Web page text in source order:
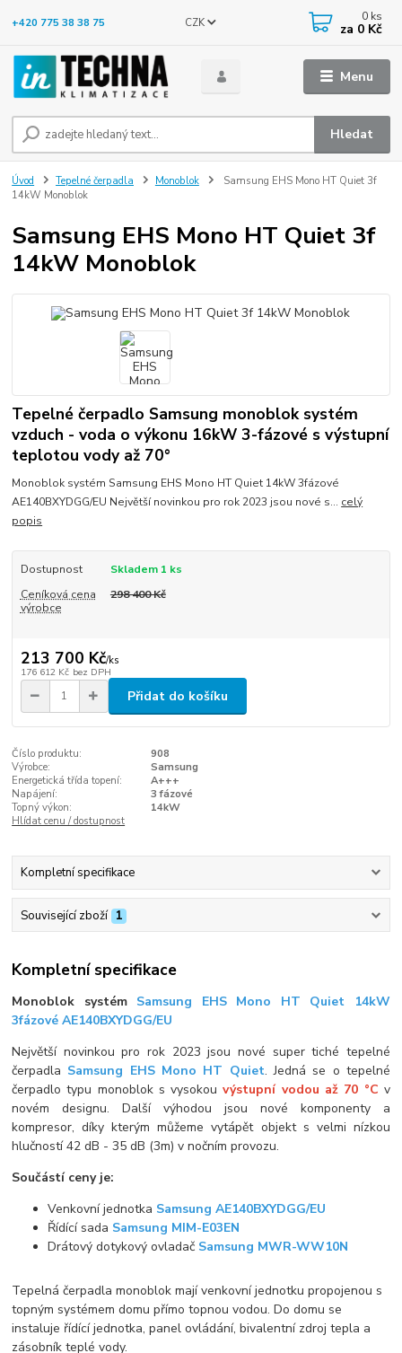
Menu
CZK
Hledat
+420 775 38 38 75 0 ks
za 0 Kč
Úvod Tepelné čerpadla Monoblok
Samsung EHS Mono HT Quiet 3f
14kW Monoblok
Samsung EHS Mono HT Quiet 3f
14kW Monoblok
Tepelné čerpadlo Samsung monoblok systém
vzduch - voda o výkonu 16kW 3-fázové s výstupní
teplotou vody až 70°
Monoblok systém Samsung EHS Mono HT Quiet 14kW 3fázové
AE140BXYDGG/EU Největší novinkou pro rok 2023 jsou nové s... celý
popis
Dostupnost
Skladem 1 ks
Ceníková cena
výrobce
298 400 Kč
213 700 Kč/ks
176 612 Kč bez DPH
Přidat do košíku
Číslo produktu:
908
Výrobce:
Samsung
Energetická třída topení:
A+++
Napájení:
3 fázové
Topný výkon:
14kW
Hlídat cenu / dostupnost
Kompletní specifikace
Související zboží 1
Kompletní specifikace
Monoblok systém Samsung EHS Mono HT Quiet 14kW
3fázové AE140BXYDGG/EU
Největší novinkou pro rok 2023 jsou nové super tiché tepelné
čerpadla Samsung EHS Mono HT Quiet. Jedná se o tepelné
čerpadlo typu monoblok s vysokouvýstupní vodou až 70 °C v
novém designu. Další výhodou jsou nové komponenty a
kompresor, díky kterým můžeme vytápět objekt s velmi nízkou
hlučností 42 dB - 35 dB (3m) v nočním provozu.
Součástí ceny je:
Venkovní jednotka Samsung AE140BXYDGG/EU
Řídící sada Samsung MIM-E03EN
Drátový dotykový ovladač Samsung MWR-WW10N
Tepelná čerpadla monoblok mají venkovní jednotku propojenou s
topným systémem domu přímo topnou vodou. Do domu se
instaluje řídící jednotka, panel ovládání, bivalentní zdroj tepla a
zásobník teplé vody.